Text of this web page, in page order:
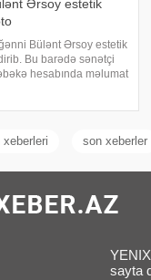
Ərsoy estetik
Bülənt Ərsoy estetik
Bu barədə sənətçi
hesabında məlumat
son xeberler
sayta